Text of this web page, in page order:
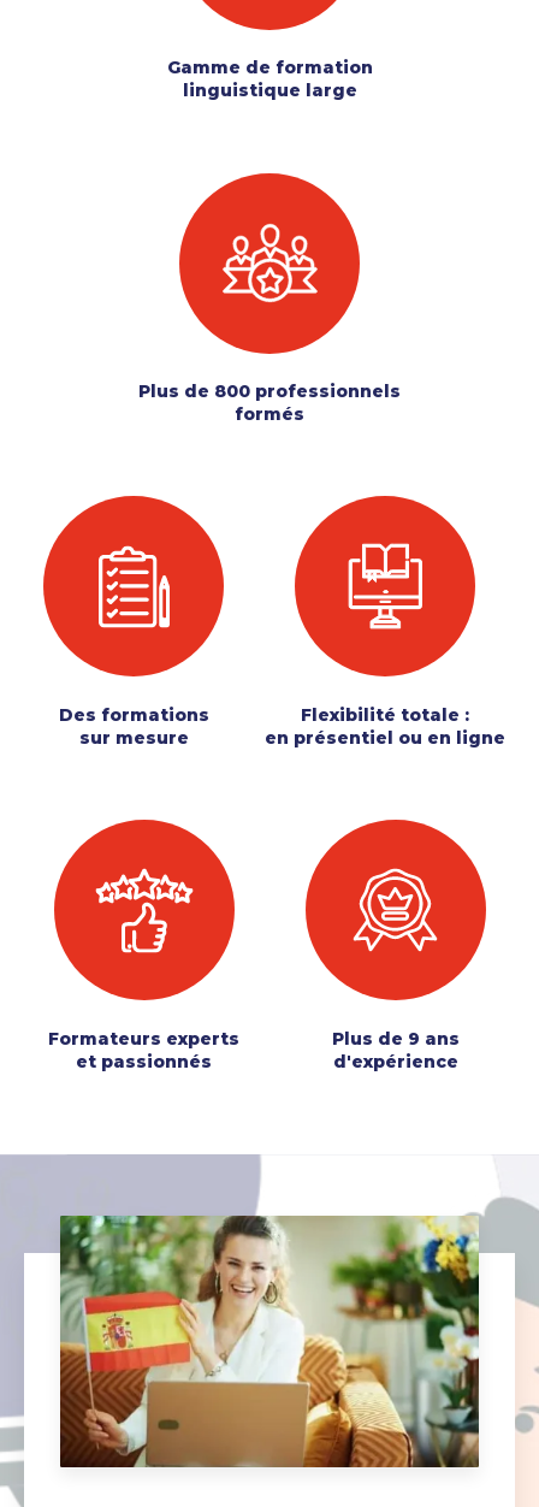
Gamme de formation
linguistique large
Plus de 800 professionnels
formés
Des formations
sur mesure
Flexibilité totale :
en présentiel ou en ligne
Formateurs experts
et passionnés
Plus de 9 ans
d'expérience